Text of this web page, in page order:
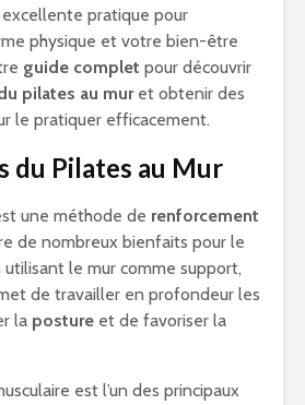
pratique pour
physique et votre bien-être
guide complet pour découvrir
pilates au muret obtenir des
le pratiquer efficacement.
du Pilates au Mur
une méthode de renforcement
de nombreux bienfaits pour le
utilisant le mur comme support,
de travailler en profondeur les
la posture et de favoriser la
est l’un des principaux